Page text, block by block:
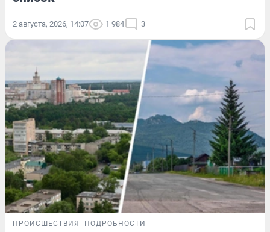
2 августа, 2026, 14:07 1 984 3
ПРОИСШЕСТВИЯ ПОДРОБНОСТИ